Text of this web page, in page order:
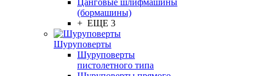
Цанговые шлифмашины
(бормашины)
+ ЕЩЕ 3
Шуруповерты
Шуруповерты
пистолетного типа